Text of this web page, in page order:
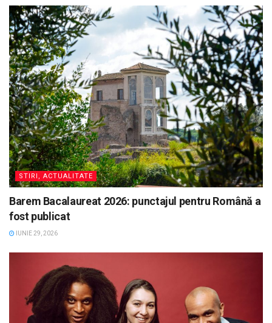
STIRI, ACTUALITATE
Barem Bacalaureat 2026: punctajul pentru Română a
fost publicat
IUNIE 29, 2026